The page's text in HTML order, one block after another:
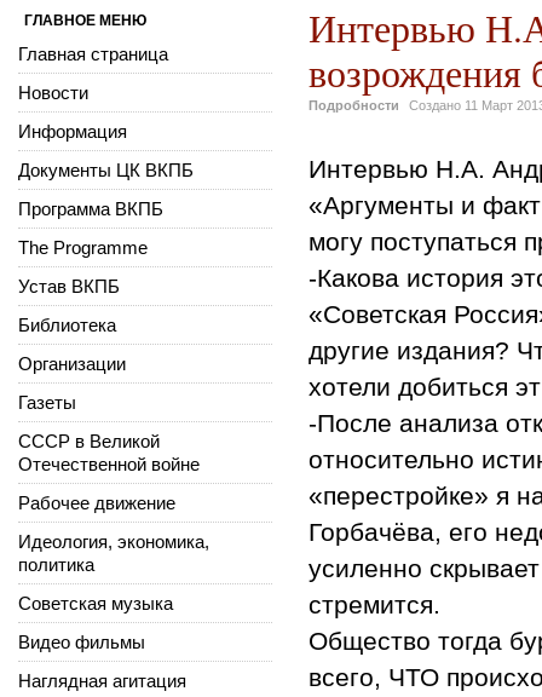
Интервью
возрождения
Подробности Создано 11 Март
Интервью Н.А.
«Аргументы и
могу поступаться
-Какова история
«Советская
другие издания?
хотели добиться
-После анализа
относительно
«перестройке» я
Горбачёва, его
усиленно
стремится.
Общество тогда
всего, ЧТО
ГЛАВНОЕ МЕНЮ
Главная страница
Новости
Информация
Документы ЦК ВКПБ
Программа ВКПБ
The Programme
Устав ВКПБ
Библиотека
Организации
Газеты
СССР в Великой
Отечественной войне
Рабочее движение
Идеология, экономика,
политика
Советская музыка
Видео фильмы
Наглядная агитация